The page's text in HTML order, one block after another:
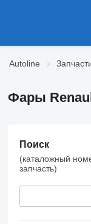
Autoline
Фары
Поиск
(каталожный
запчасть)